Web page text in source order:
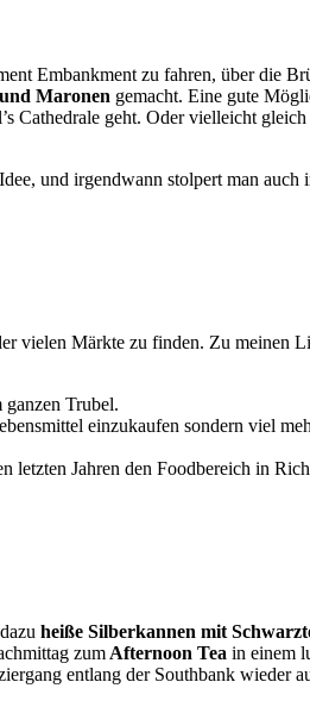
Embankment zu fahren, über die
Maronen gemacht. Eine gute
Cathedrale geht. Oder vielleicht
und irgendwann stolpert man auch
vielen Märkte zu finden. Zu meinen
Trubel.
einzukaufen sondern viel
letzten Jahren den Foodbereich in
heiße Silberkannen mit
zum Afternoon Tea in einem
entlang der Southbank wieder